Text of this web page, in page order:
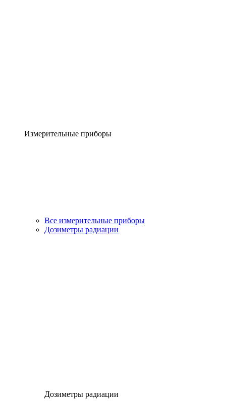
Измерительные приборы
Все измерительные приборы
Дозиметры радиации
Дозиметры радиации